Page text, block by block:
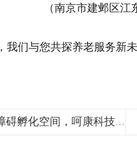
（南京市建邺区江
，我们与您共探养老服务新未